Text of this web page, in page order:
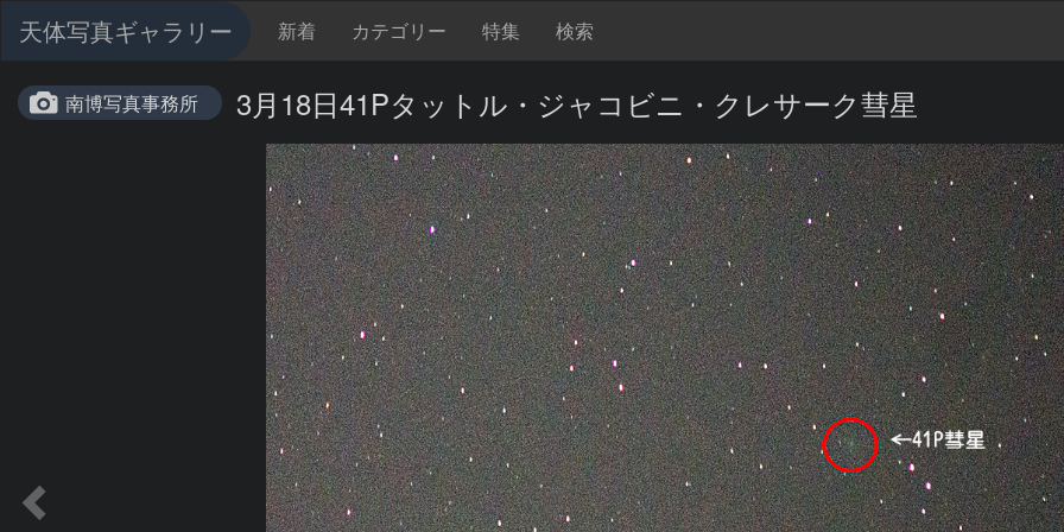
天体写真ギャラリー 新着 カテゴリー 特集 検索
南博写真事務所 3月18日41Pタットル・ジャコビニ・クレサーク彗星